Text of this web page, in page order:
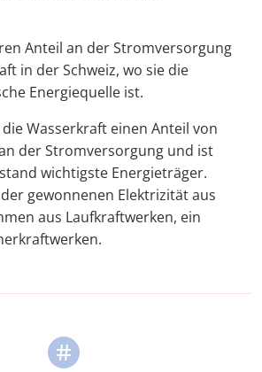
Anteil an der Stromversorgung
in der Schweiz, wo sie die
Energiequelle ist.
Wasserkraft einen Anteil von
der Stromversorgung und ist
wichtigste Energieträger.
gewonnenen Elektrizität aus
aus Laufkraftwerken, ein